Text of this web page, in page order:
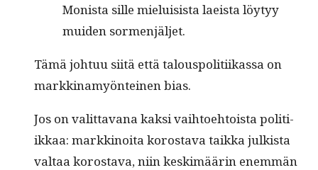
Monista sille mielui­sista laeista löy­tyy
muiden sormenjäljet.
Tämä johtuu siitä että talous­poli­ti­ikas­sa on
markki­namyön­teinen bias.
Jos on valit­ta­vana kak­si vai­h­toe­htoista poli­ti­
ikkaa: markki­noi­ta korosta­va taik­ka julk­ista
val­taa korosta­va, niin keskimäärin enem­män